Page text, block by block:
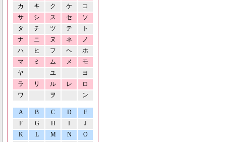
カ
キ ク ケ
コ
サ
シ ス セ
ソ
タ
チ ツ テ
ト
ナ
ニ ヌ ネ
ノ
ハ
ヒ フ ヘ
ホ
マ
ミ ム メ
モ
ヤ
ユ
ヨ
ラ
リ ル レ
ロ
ワ
ヲ ン
A B C D
E
F
G H I
J
K
L M N O